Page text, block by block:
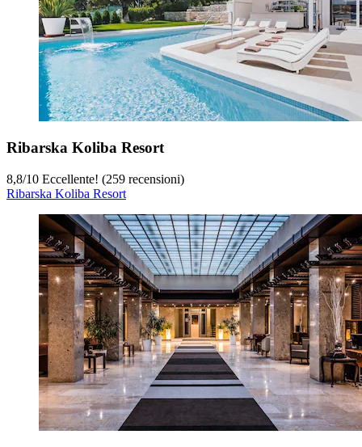
Ribarska Koliba Resort
8,8/10 Eccellente! (259 recensioni)
Ribarska Koliba Resort